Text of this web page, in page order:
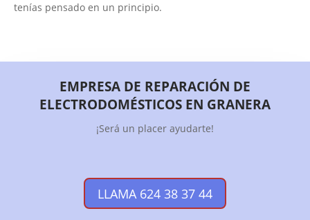
tenías pensado en un principio.
EMPRESA DE REPARACIÓN DE
ELECTRODOMÉSTICOS EN GRANERA
¡Será un placer ayudarte!
LLAMA 624 38 37 44